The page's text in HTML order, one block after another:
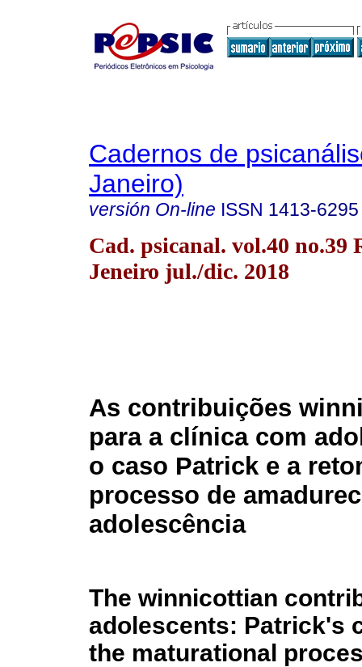
Cadernos de
Janeiro)
versión On-line ISSN 1413-6295
Cad. psicanal. vol.40 no.39
Jeneiro jul./dic. 2018
As contribuições
para a clínica com
o caso Patrick e a
processo de
adolescência
The winnicottian
adolescents: Patrick's
the maturational